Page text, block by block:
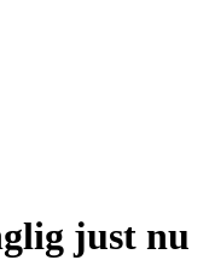
just nu